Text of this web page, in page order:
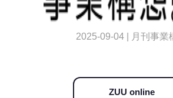
2025-09-04 | 月刊事業
ZUU online